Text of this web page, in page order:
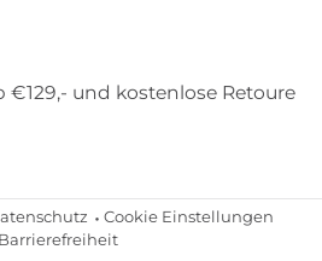
€129,- und kostenlose Retoure
Cookie Einstellungen
Barrierefreiheit